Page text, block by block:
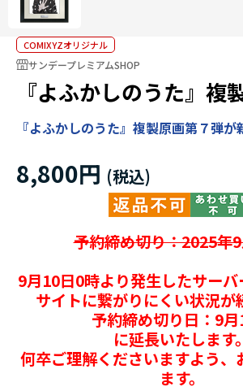
COMIXYZオリジナル
サンデープレミアムSHOP
『よふかしのうた』複
『よふかしのうた』複製原画第７弾が
8,800円
予約締め切り：2025年
9月10日0時より発生したサーバ
サイトに繋がりにくい状況が
予約締め切り日：9月
に延長いたします。
何卒ご理解くださいますよう、
ます。